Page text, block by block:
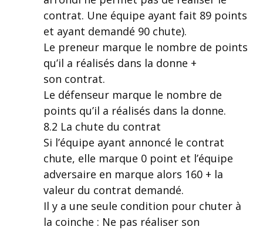
contrat. Une équipe ayant fait 89 points
et ayant demandé 90 chute).
Le preneur marque le nombre de points
qu’il a réalisés dans la donne +
son contrat.
Le défenseur marque le nombre de
points qu’il a réalisés dans la donne.
8.2 La chute du contrat
Si l’équipe ayant annoncé le contrat
chute, elle marque 0 point et l’équipe
adversaire en marque alors 160 + la
valeur du contrat demandé.
Il y a une seule condition pour chuter à
la coinche : Ne pas réaliser son